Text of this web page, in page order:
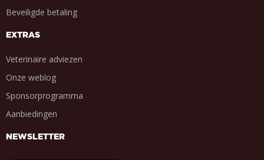
Beveiligde betaling
EXTRAS
Veterinaire adviezen
Onze weblog
Sponsorprogramma
Aanbiedingen
NEWSLETTER